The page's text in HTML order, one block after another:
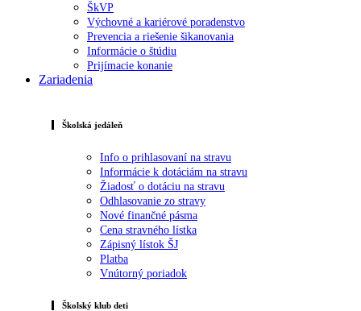
ŠkVP
Výchovné a kariérové poradenstvo
Prevencia a riešenie šikanovania
Informácie o štúdiu
Prijímacie konanie
Zariadenia
Školská jedáleň
Info o prihlasovaní na stravu
Informácie k dotáciám na stravu
Žiadosť o dotáciu na stravu
Odhlasovanie zo stravy
Nové finančné pásma
Cena stravného lístka
Zápisný lístok ŠJ
Platba
Vnútorný poriadok
Školský klub deti